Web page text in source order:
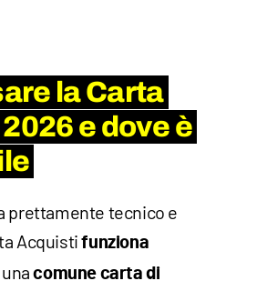
la Carta
e dove è
prettamente tecnico e
Acquistifunziona
unacomune carta di